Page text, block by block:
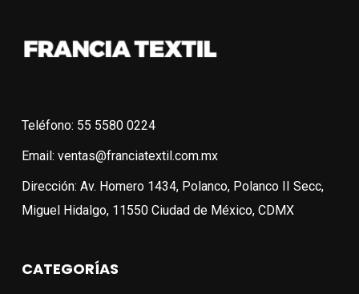
Teléfono: 55 5580 0224
Email: ventas@franciatextil.com.mx
Dirección: Av. Homero 1434, Polanco, Polanco II Secc,
Miguel Hidalgo, 11550 Ciudad de México, CDMX
CATEGORÍAS